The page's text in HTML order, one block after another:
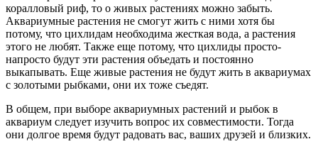
коралловый риф, то о живых растениях можно забыть.
Аквариумные растения не смогут жить с ними хотя бы
потому, что цихлидам необходима жесткая вода, а растения
этого не любят. Также еще потому, что цихлиды просто-
напросто будут эти растения объедать и постоянно
выкапывать. Еще живые растения не будут жить в аквариумах
с золотыми рыбками, они их тоже съедят.
В общем, при выборе аквариумных растений и рыбок в
аквариум следует изучить вопрос их совместимости. Тогда
они долгое время будут радовать вас, ваших друзей и близких.